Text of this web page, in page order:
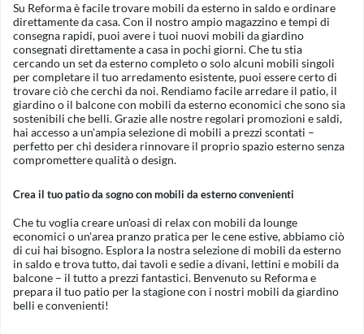
Su Reforma è facile trovare mobili da esterno in saldo e ordinare
direttamente da casa. Con il nostro ampio magazzino e tempi di
consegna rapidi, puoi avere i tuoi nuovi mobili da giardino
consegnati direttamente a casa in pochi giorni. Che tu stia
cercando un set da esterno completo o solo alcuni mobili singoli
per completare il tuo arredamento esistente, puoi essere certo di
trovare ciò che cerchi da noi. Rendiamo facile arredare il patio, il
giardino o il balcone con mobili da esterno economici che sono sia
sostenibili che belli. Grazie alle nostre regolari promozioni e saldi,
hai accesso a un'ampia selezione di mobili a prezzi scontati –
perfetto per chi desidera rinnovare il proprio spazio esterno senza
compromettere qualità o design.
Crea il tuo patio da sogno con mobili da esterno convenienti
Che tu voglia creare un'oasi di relax con mobili da lounge
economici o un'area pranzo pratica per le cene estive, abbiamo ciò
di cui hai bisogno. Esplora la nostra selezione di mobili da esterno
in saldo e trova tutto, dai tavoli e sedie a divani, lettini e mobili da
balcone – il tutto a prezzi fantastici. Benvenuto su Reforma e
prepara il tuo patio per la stagione con i nostri mobili da giardino
belli e convenienti!